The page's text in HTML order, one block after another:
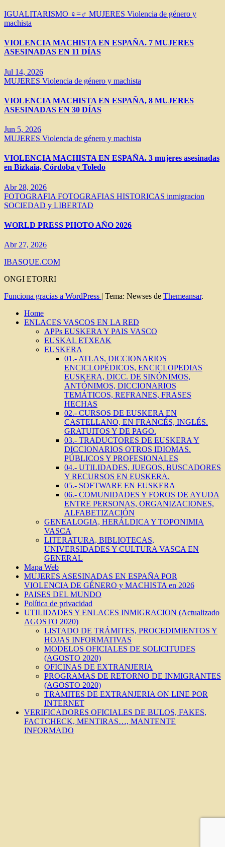
IGUALITARISMO ♀=♂ MUJERES Violencia de género y
machista
VIOLENCIA MACHISTA EN ESPAÑA. 7 MUJERES
ASESINADAS EN 11 DÍAS
Jul 14, 2026
MUJERES Violencia de género y machista
VIOLENCIA MACHISTA EN ESPAÑA, 8 MUJERES
ASESINADAS EN 30 DÍAS
Jun 5, 2026
MUJERES Violencia de género y machista
VIOLENCIA MACHISTA EN ESPAÑA. 3 mujeres asesinadas
en Bizkaia, Córdoba y Toledo
Abr 28, 2026
FOTOGRAFIA FOTOGRAFIAS HISTORICAS inmigracion
SOCIEDAD y LIBERTAD
WORLD PRESS PHOTO AÑO 2026
Abr 27, 2026
IBASQUE.COM
ONGI ETORRI
Funciona gracias a WordPress | Tema: Newses de Themeansar.
Home
ENLACES VASCOS EN LA RED
APPs EUSKERA Y PAIS VASCO
EUSKAL ETXEAK
EUSKERA
01.- ATLAS, DICCIONARIOS
ENCICLOPÉDICOS, ENCICLOPEDIAS
EUSKERA, DICC. DE SINÓNIMOS,
ANTÓNIMOS, DICCIONARIOS
TEMÁTICOS, REFRANES, FRASES
HECHAS
02.- CURSOS DE EUSKERA EN
CASTELLANO, EN FRANCÉS, INGLÉS.
GRATUITOS Y DE PAGO.
03.- TRADUCTORES DE EUSKERA Y
DICCIONARIOS OTROS IDIOMAS.
PÚBLICOS Y PROFESIONALES
04.- UTILIDADES, JUEGOS, BUSCADORES
Y RECURSOS EN EUSKERA.
05.- SOFTWARE EN EUSKERA
06.- COMUNIDADES Y FOROS DE AYUDA
ENTRE PERSONAS, ORGANIZACIONES,
ALFABETIZACIÓN
GENEALOGIA, HERÁLDICA Y TOPONIMIA
VASCA
LITERATURA, BIBLIOTECAS,
UNIVERSIDADES Y CULTURA VASCA EN
GENERAL
Mapa Web
MUJERES ASESINADAS EN ESPAÑA POR
VIOLENCIA DE GÉNERO y MACHISTA en 2026
PAISES DEL MUNDO
Política de privacidad
UTILIDADES Y ENLACES INMIGRACION (Actualizado
AGOSTO 2020)
LISTADO DE TRÁMITES, PROCEDIMIENTOS Y
HOJAS INFORMATIVAS
MODELOS OFICIALES DE SOLICITUDES
(AGOSTO 2020)
OFICINAS DE EXTRANJERIA
PROGRAMAS DE RETORNO DE INMIGRANTES
(AGOSTO 2020)
TRAMITES DE EXTRANJERIA ON LINE POR
INTERNET
VERIFICADORES OFICIALES DE BULOS, FAKES,
FACTCHECK, MENTIRAS…, MANTENTE
INFORMADO